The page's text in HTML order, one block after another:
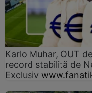
Karlo Muhar, OUT
record stabilită de
Exclusiv